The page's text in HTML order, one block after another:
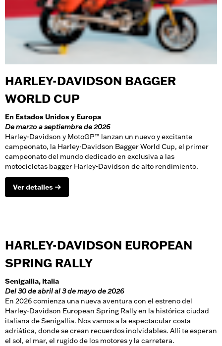
HARLEY-DAVIDSON BAGGER
WORLD CUP
En Estados Unidos y Europa
De marzo a septiembre de 2026
Harley-Davidson y MotoGP™ lanzan un nuevo y excitante
campeonato, la Harley-Davidson Bagger World Cup, el primer
campeonato del mundo dedicado en exclusiva a las
motocicletas bagger Harley-Davidson de alto rendimiento.
Ver detalles
HARLEY-DAVIDSON EUROPEAN
SPRING RALLY
Senigallia, Italia
Del 30 de abril al 3 de mayo de 2026
En 2026 comienza una nueva aventura con el estreno del
Harley-Davidson European Spring Rally en la histórica ciudad
italiana de Senigallia. Nos vamos a la espectacular costa
adriática, donde se crean recuerdos inolvidables. Allí te esperan
el sol, el mar, el rugido de los motores y la carretera.